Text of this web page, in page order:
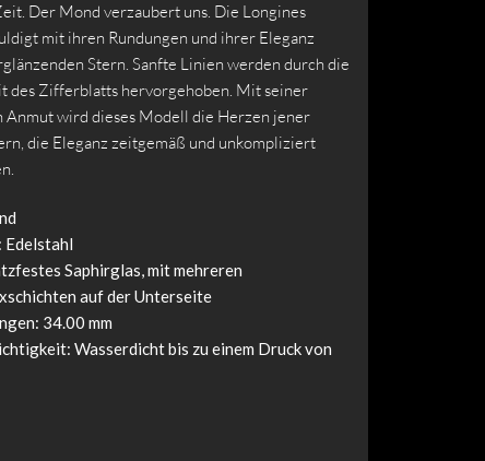
Der Mond verzaubert uns. Die Longines
mit ihren Rundungen und ihrer Eleganz
Stern. Sanfte Linien werden durch die
des Zifferblatts hervorgehoben. Mit seiner
Anmut wird dieses Modell die Herzen jener
die Eleganz zeitgemäß und unkompliziert
Saphirglas, mit mehreren
auf der Unterseite
34.00 mm
Wasserdicht bis zu einem Druck von